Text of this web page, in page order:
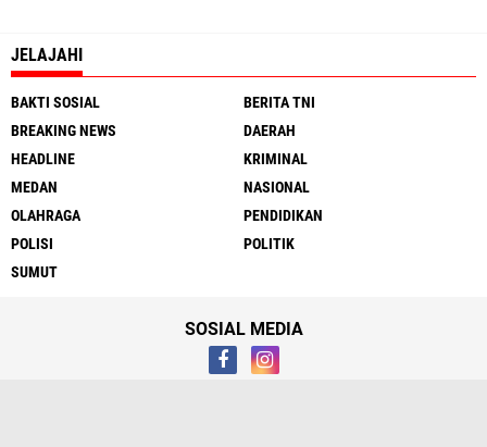
JELAJAHI
BAKTI SOSIAL
BERITA TNI
BREAKING NEWS
DAERAH
HEADLINE
KRIMINAL
MEDAN
NASIONAL
OLAHRAGA
PENDIDIKAN
POLISI
POLITIK
SUMUT
SOSIAL MEDIA